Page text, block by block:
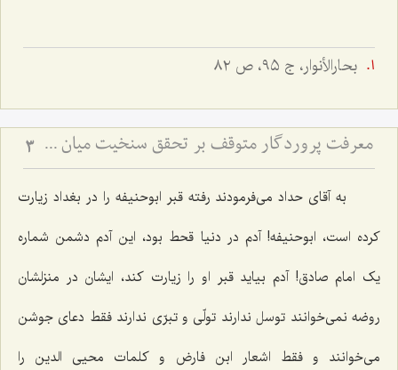
بحارالأنوار، ج ٩٥، ص ٨٢
معرفت پروردگار متوقف بر تحقق سنخیت میان عبد و رب 3
به آقای حداد می‌فرمودند رفته قبر ابوحنیفه را در بغداد زیارت
کرده است، ابوحنیفه! آدم در دنیا قحط بود، این آدم دشمن شماره
یک امام صادق! آدم بیاید قبر او را زیارت کند، ایشان در منزلشان
روضه نمی‌خوانند توسل ندارند تولّی و تبرّی ندارند فقط دعای جوشن
می‌خوانند و فقط اشعار ابن فارض و کلمات محیی الدین را